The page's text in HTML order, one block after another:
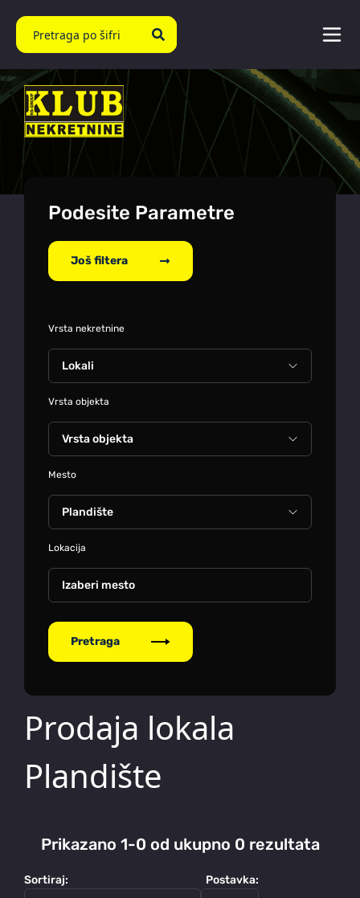
Podesite Parametre
Još filtera
Vrsta nekretnine
Vrsta objekta
Mesto
Lokacija
Izaberi mesto
Pretraga
Prodaja lokala
Plandište
Prikazano 1-0 od ukupno 0 rezultata
Postavka:
Sortiraj: